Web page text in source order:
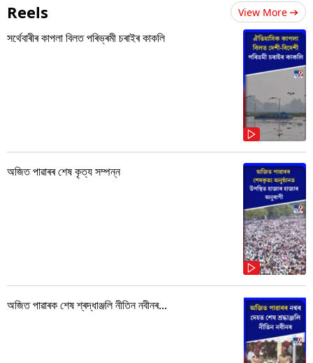
Reels View More
সৰ্থেবাৰীৰ কাপলা বিলত পৰিভ্ৰমী চৰাইৰ কাকলি
অজিত পাৱাৰৰ শেষ কৃত্য সম্পন্ন
অজিত পাৱাৰক শেষ শ্ৰদ্ধাঞ্জলি নীতিন নবীনৰ...